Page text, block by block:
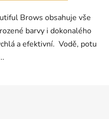
Brows obsahuje vše
barvy i dokonalého
a efektivní. Vodě, potu